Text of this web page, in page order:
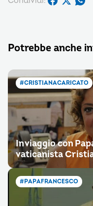
Potrebbe anche
#CRISTIANACARICATO
In viaggio con
vaticanista
#PAPAFRANCESCO